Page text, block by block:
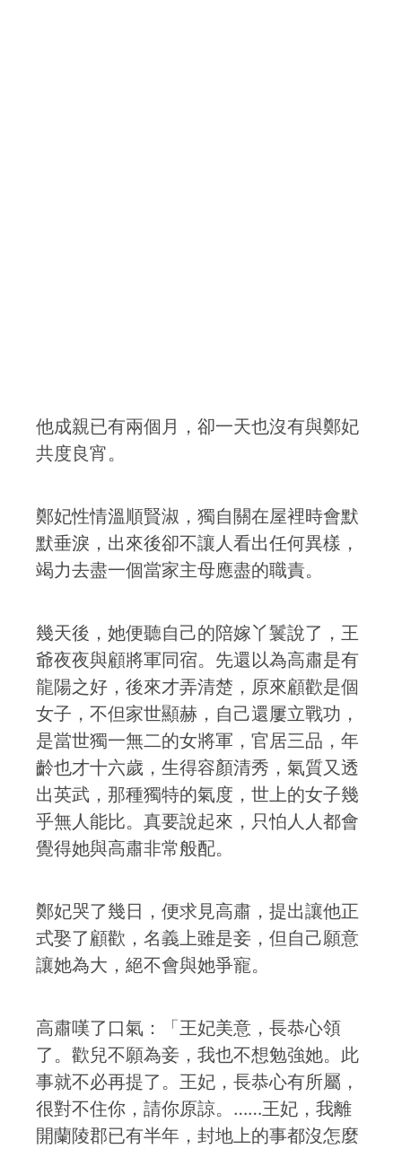
他成親已有兩個月，卻一天也沒有與鄭妃
共度良宵。
鄭妃性情溫順賢淑，獨自關在屋裡時會默
默垂淚，出來後卻不讓人看出任何異樣，
竭力去盡一個當家主母應盡的職責。
幾天後，她便聽自己的陪嫁丫鬟說了，王
爺夜夜與顧將軍同宿。先還以為高肅是有
龍陽之好，後來才弄清楚，原來顧歡是個
女子，不但家世顯赫，自己還屢立戰功，
是當世獨一無二的女將軍，官居三品，年
齡也才十六歲，生得容顏清秀，氣質又透
出英武，那種獨特的氣度，世上的女子幾
乎無人能比。真要說起來，只怕人人都會
覺得她與高肅非常般配。
鄭妃哭了幾日，便求見高肅，提出讓他正
式娶了顧歡，名義上雖是妾，但自己願意
讓她為大，絕不會與她爭寵。
高肅嘆了口氣：「王妃美意，長恭心領
了。歡兒不願為妾，我也不想勉強她。此
事就不必再提了。王妃，長恭心有所屬，
很對不住你，請你原諒。……王妃，我離
開蘭陵郡已有半年，封地上的事都沒怎麼